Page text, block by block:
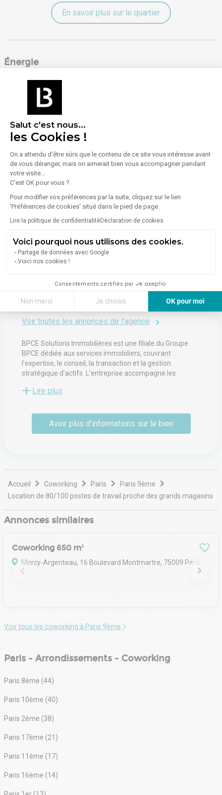
Salut c'est nous...
les Cookies !
On a attendu d'être sûrs que le contenu de ce site vous intéresse avant
de vous déranger, mais on aimerait bien vous accompagner pendant
votre visite...
C'est OK pour vous ?
Pour modifier vos préférences par la suite, cliquez sur le lien
'Préférences de cookies' situé dans le pied de page.
Lire la politique de confidentialitéDéclaration de cookies
Voici pourquoi nous utilisons des cookies.
Partage de données avec Google
Voici nos cookies !
Consentements certifiés par
Non merci Je choisis
OK pour moi
Axeptio consent
Plateforme de Gestion du Consentement : Personnalisez vos Options
En savoir plus sur le quartier
Énergie
Diagnostic de performance énergétique (DPE)
Consommation (énergie primaire) :
Indice d'émission de gaz à effet de serre (GES)
Émissions :Non communiqué
En savoir plus sur le bien
À propos de l'agence
BPCE SOLUTIONS IMMOBILIERES
2 Square De L'Opera-Louis Jouvet
Voir toutes les annonces de l'agence
BPCE Solutions Immobilières est une filiale du Groupe
BPCE dédiée aux services immobiliers, couvrant
l’expertise, le conseil, la transaction et la gestion
stratégique d’actifs. L’entreprise accompagne les
dans leurs projets de valorisation et de
s’appuyant sur une connaissance approfondie des
marchés et une expertise réglementaire reconnue.
Lire plus
Avoir plus d'informations sur le bien
Accueil Coworking Paris
Paris 9ème
Location de 80/100 postes de travail proche des grands magasins
Annonces similaires
Coworking 650 m²
Mercy-Argenteau, 16 Boulevard Montmartre, 75009 Paris
Voir tous les coworking à Paris 9ème
Paris - Arrondissements - Coworking
Paris 8ème (44)
Paris 10ème (40)
Paris 2ème (38)
Paris 17ème (21)
Paris 11ème (17)
Paris 16ème (14)